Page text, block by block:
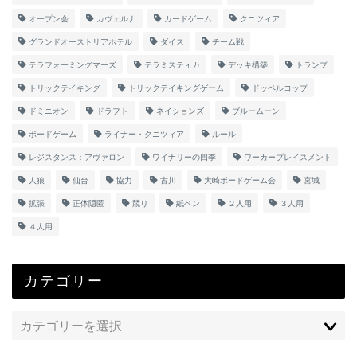
オープン会 カヴェルナ カードゲーム クニツィア
グランドオーストリアホテル ダイス チーム戦
テラフォーミングマーズ テラミスティカ デッキ構築 トランプ
トリックテイキング トリックテイキングゲーム ドッペルコップ
ドミニオン ドラフト ネイションズ ブルームーン
ボードゲーム ライナー・クニツィア ルール
レジスタンス：アヴァロン ワイナリーの四季 ワーカープレイスメント
人狼 仙台 協力 古川 大崎ボードゲーム会 宮城
拡張 正体隠匿 競り 紙ペン ２人用 ３人用
４人用
カテゴリー